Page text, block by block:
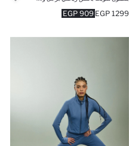
909 EGP 1299 EGP